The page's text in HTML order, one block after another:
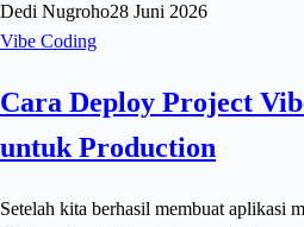
Dedi Nugroho28 Juni 2026
Vibe Coding
Cara Deploy Project
untuk Production
Setelah kita berhasil membuat aplikasi